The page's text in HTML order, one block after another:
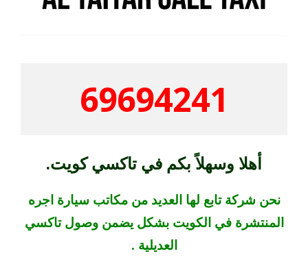
69694241
أهلا وسهلاً بكم في تاكسي كويت.
نحن شركة تابع لها العديد من مكاتب سيارة اجره
المنتشرة في الكويت بشكل يضمن وصول تاكسي
العديلية .